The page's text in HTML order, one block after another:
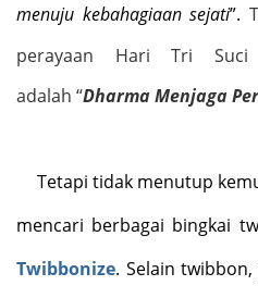
menuju kebahagiaan sejati”.
perayaan Hari Tri
adalah “Dharma Menjaga
Tetapi tidak menutup
mencari berbagai bingkai
Twibbonize. Selain